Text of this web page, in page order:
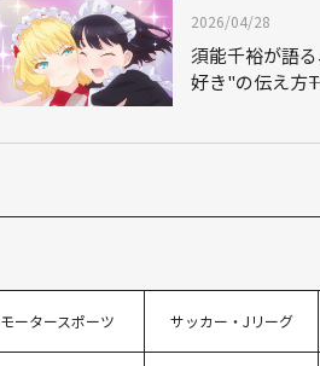
2026/04/28
須能千裕が語
好き"の伝え方
モータースポーツ サッカー・Jリーグ